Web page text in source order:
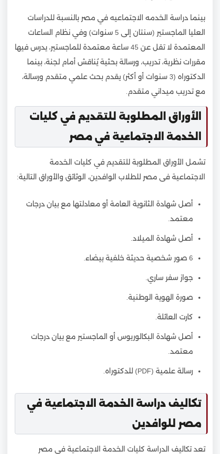
بينما دراسة الخدمه الاجتماعيه في مصر بالنسبة للدراسات
العليا الماجستير (سنتان إلى 5 سنوات) وفي نظام الساعات
المعتمدة لا تقل عن 45 ساعة معتمدة للماجستير، يدرس فيها
مقررات نظرية، تدريب، ورسالة بحثية يُناقش أمام لجنة، بينما
الدكتوراه (3 سنوات أو أكثر) يقدم بحث علمي متقدم ورسالة،
مع تدريب ميداني متقدم.
الأوراق المطلوبة للتقديم في كليات
الخدمة الاجتماعية في مصر
تشمل الأوراق المطلوبة للتقديم في كليات الخدمة
الاجتماعية فى مصر للطلاب الوافدين، الوثائق والأوراق التالية:
أصل شهادة الثانوية العامة أو معادلتها مع بيان درجات
معتمد.
أصل شهادة الميلاد.
6 صور شخصية حديثة خلفية بيضاء.
جواز سفر ساري.
صورة الهوية الوطنية.
كارت العائلة.
أصل شهادة البكالوريوس أو الماجستير مع بيان درجات
معتمد.
رسالة علمية (PDF) للدكتوراه.
تكاليف دراسة الخدمة الاجتماعية في
مصر للوافدين
تعد تكاليف الدراسة كليات الخدمة الاجتماعية فى مصر